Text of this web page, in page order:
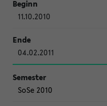
11.10.2010
04.02.2011
SoSe 2010